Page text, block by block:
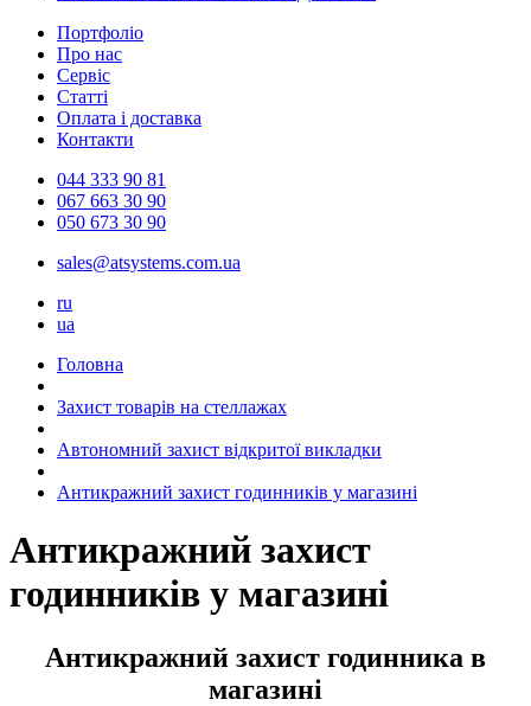
Портфоліо
Про нас
Сервіс
Статті
Оплата і доставка
Контакти
044 333 90 81
067 663 30 90
050 673 30 90
sales@atsystems.com.ua
ru
ua
Головна
Захист товарів на стеллажах
Автономний захист відкритої викладки
Антикражний захист годинників у магазині
Антикражний захист
годинників у магазині
Антикражний захист годинника в
магазині